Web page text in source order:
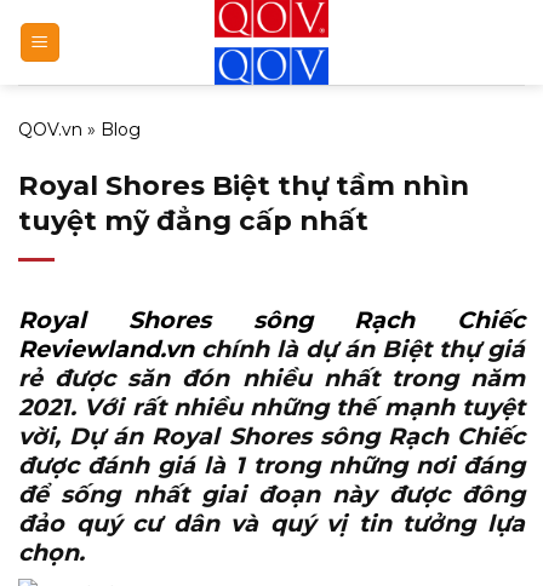
qua
nội
dung
QOV.vn » Blog
Royal Shores Biệt thự tầm nhìn
tuyệt mỹ đẳng cấp nhất
Royal Shores sông Rạch Chiếc
Reviewland.vnchính là dự án Biệt thự giá
rẻ được săn đón nhiều nhất trong năm
2021. Với rất nhiều những thế mạnh tuyệt
vời, Dự án Royal Shores sông Rạch Chiếc
được đánh giá là 1 trong những nơi đáng
để sống nhất giai đoạn này được đông
đảo quý cư dân và quý vị tin tưởng lựa
chọn.